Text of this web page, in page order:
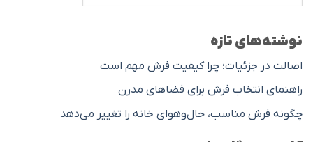
نوشته‌های تازه
اصالت در جزئیات؛ چرا کیفیت فرش مهم است
راهنمای انتخاب فرش برای فضاهای مدرن
چگونه فرش مناسب، حال‌وهوای خانه را تغییر می‌دهد